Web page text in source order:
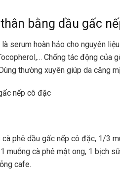
bằng dầu gấc
serum hoàn hảo cho nguyên
Chống tác động của
thường xuyên giúp da căng
nếp cô đặc
cà phê dầu gấc nếp cô đặc, 1/3
muỗng cà phê mật ong, 1 bịch
cafe.